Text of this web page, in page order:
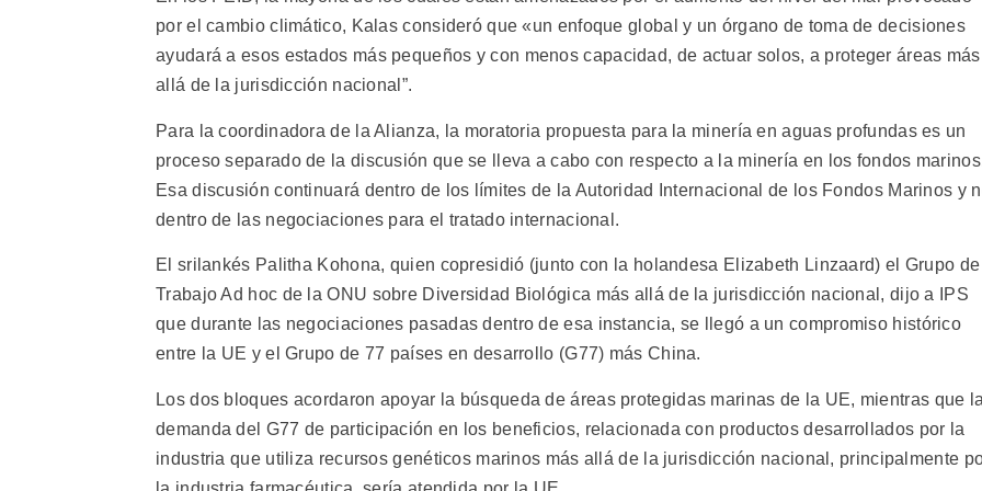
por el cambio climático, Kalas consideró que «un enfoque global y un órgano de toma de decisiones
ayudará a esos estados más pequeños y con menos capacidad, de actuar solos, a proteger áreas más
allá de la jurisdicción nacional”.
Para la coordinadora de la Alianza, la moratoria propuesta para la minería en aguas profundas es un
proceso separado de la discusión que se lleva a cabo con respecto a la minería en los fondos
Esa discusión continuará dentro de los límites de la Autoridad Internacional de los Fondos Marinos y
dentro de las negociaciones para el tratado internacional.
El srilankés Palitha Kohona, quien copresidió (junto con la holandesa Elizabeth Linzaard) el Grupo de
Trabajo Ad hoc de la ONU sobre Diversidad Biológica más allá de la jurisdicción nacional, dijo a IPS
que durante las negociaciones pasadas dentro de esa instancia, se llegó a un compromiso histórico
entre la UE y el Grupo de 77 países en desarrollo (G77) más China.
Los dos bloques acordaron apoyar la búsqueda de áreas protegidas marinas de la UE, mientras que la
demanda del G77 de participación en los beneficios, relacionada con productos desarrollados por la
industria que utiliza recursos genéticos marinos más allá de la jurisdicción nacional, principalmente